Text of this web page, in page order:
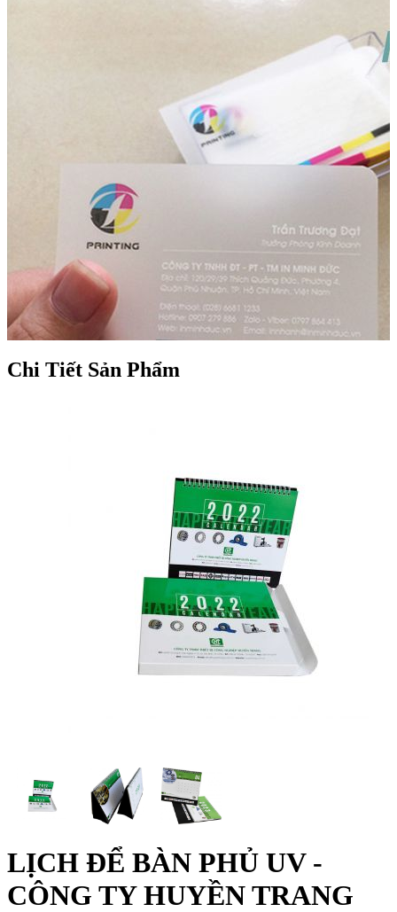
Chi Tiết Sản Phẩm
LỊCH ĐỂ BÀN PHỦ UV -
CÔNG TY HUYỀN TRANG